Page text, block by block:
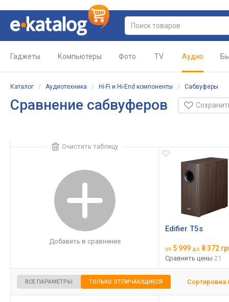
Гаджеты Компьютеры Фото TV Аудио
Каталог / Аудиотехника / Hi-Fi и Hi-End компоненты / Сабвуферы
Сравнение сабвуферов
Очистить таблицу
Добавить в сравнение
Edifier T5s
от 5 999 до 8 372
Сравнить цены 21
ВСЕ ПАРАМЕТРЫ ТОЛЬКО ОТЛИЧАЮЩИЕСЯ Сортировка